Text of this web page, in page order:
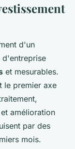
d'un
d'entreprise
et mesurables.
le premier axe
amélioration
par des
mois.